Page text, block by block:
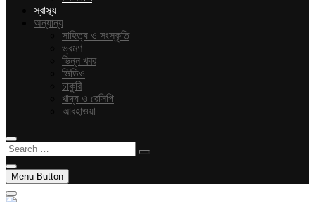
স্বাস্থ্য
অন্যান্য
সাহিত্য ও সংস্কৃতি
ভ্রমণ
ভিন্ন খবর
ভিডিও
চাকুরি
খাদ্য ও রেসিপি
আবহাওয়া
Search
…
Menu Button